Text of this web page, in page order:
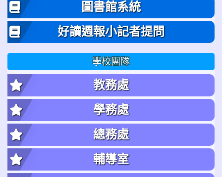
圖書館系統
好讀週報小記者提問
學校團隊
教務處
學務處
總務處
輔導室